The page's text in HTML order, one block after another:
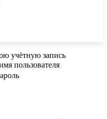
учётную запись
пользователя